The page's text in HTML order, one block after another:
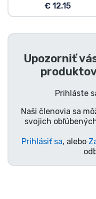
€ 12.15
Upozorniť
Prihláste
Naši členovia sa
svojich
Prihlásiť sa, alebo